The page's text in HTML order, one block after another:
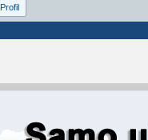
Profil